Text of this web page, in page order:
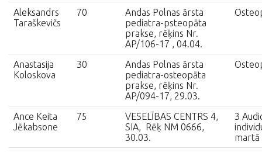
Aleksandrs
Taraškevičs
70
Andas Polnas ārsta
pediatra-psteopāta
prakse, rēķins Nr.
AP/106-17 , 04.04.
Anastasija
Koloskova
30
Andas Polnas ārsta
pediatra-osteopāta
prakse, rēķins Nr.
AP/094-17, 29.03.
Ance Keita
Jēkabsone
75
VESELĪBAS CENTRS 4,
SIA, Rēķ NM 0666,
30.03.
3
martā